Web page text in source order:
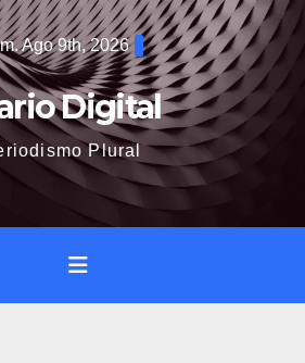
Ago 9th, 2026
Digital
Plural